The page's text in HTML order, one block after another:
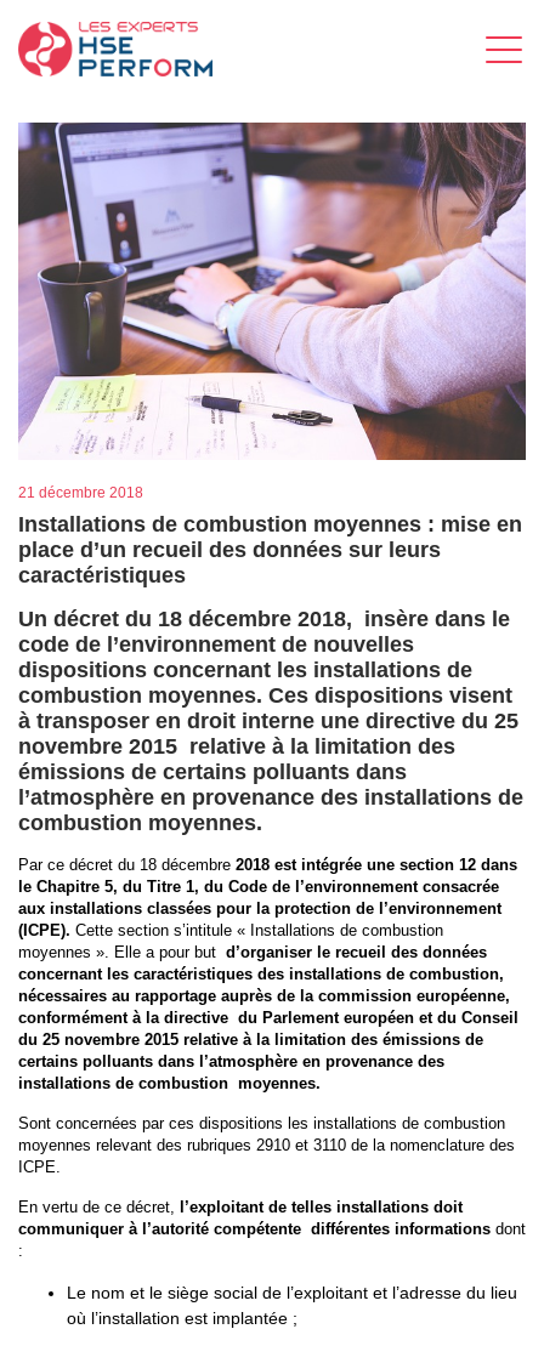
21 décembre 2018
Installations de combustion moyennes : mise en
place d’un recueil des données sur leurs
caractéristiques
Un décret du 18 décembre 2018, insère dans le
code de l’environnement de nouvelles
dispositions concernant les installations de
combustion moyennes. Ces dispositions visent
à transposer en droit interne une directive du 25
novembre 2015 relative à la limitation des
émissions de certains polluants dans
l’atmosphère en provenance des installations de
combustion moyennes.
Par ce décret du 18 décembre 2018 est intégrée une section 12 dans
le Chapitre 5, du Titre 1, du Code de l’environnement consacrée
aux installations classées pour la protection de l’environnement
(ICPE). Cette section s’intitule « Installations de combustion
moyennes ». Elle a pour but d’organiser le recueil des données
concernant les caractéristiques des installations de combustion,
nécessaires au rapportage auprès de la commission européenne,
conformément à la directive du Parlement européen et du Conseil
du 25 novembre 2015 relative à la limitation des émissions de
certains polluants dans l’atmosphère en provenance des
installations de combustion moyennes.
Sont concernées par ces dispositions les installations de combustion
moyennes relevant des rubriques 2910 et 3110 de la nomenclature des
ICPE.
En vertu de ce décret,
l’exploitant de telles installations doit
communiquer à l’autorité compétente différentes informations dont
:
Le nom et le siège social de l’exploitant et l’adresse du lieu
où l’installation est implantée ;